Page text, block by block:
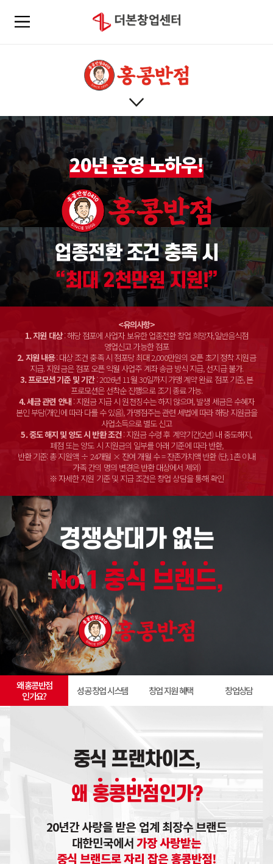
20년 운영 노하우!
업종전환 조건 충족 시
“최대 2천만원 지원!”
<유의사항>
1. 지원 대상: 해당 점포에 사업자 보유한 업종전환 창업 희망자,일반음식점
영업신고 가능한 점포
2. 지원 내용: 대상 조건 충족 시 점포당 최대 2,000만원의 오픈 초기 정착 지원금
지급. 지원금은 점포 오픈 익월 사업주 계좌 송금 방식 지급, 선지급 불가.
3. 프로모션 기준 및 기간: 2026년 11월 30일까지 가맹 계약 완료 점포 기준, 본
프로모션은 선착순 진행으로 조기 종료 가능.
4. 세금 관련 안내: 지원금 지급 시 원천징수는 하지 않으며, 발생 세금은 수혜자
본인 부담(개인에 따라 다를 수 있음), 가맹점주는 관련 세법에 따라 해당 지원금을
사업소득으로 별도 신고
5. 중도 해지 및 양도 시 반환 조건: 지원금 수령 후 계약기간(2년) 내 중도해지,
폐점 또는 양도 시 지원금의 일부를 아래 기준에 따라 반환,
반환 기준: 총 지원액 ÷ 24개월 × 잔여 개월 수 = 잔존가치액 반환 (단, 1촌 이내
가족 간의 명의 변경은 반환 대상에서 제외)
※ 자세한 지원 기준 및 지급 조건은 창업 상담을 통해 확인
경쟁상대가 없는
No.1중식 브랜드,
왜 홍콩반점
인가요?
성공 창업 시스템 창업 지원 혜택 창업상담
중식 프랜차이즈,
왜 홍콩반점인가?
20년간 사랑을 받은 업계 최장수 브랜드
대한민국에서가장 사랑받는
중식 브랜드로 자리 잡은 홍콩반점!